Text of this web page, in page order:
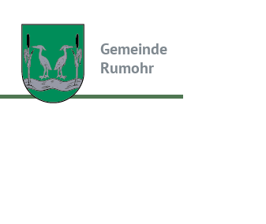
Gemeinde
Rumohr